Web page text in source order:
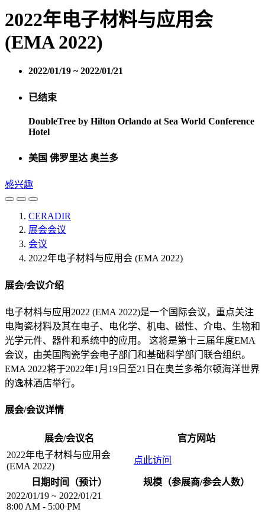
2022年电子材料与应用会
(EMA 2022)
2022/01/19 ~ 2022/01/21
已结束
DoubleTree by Hilton Orlando at Sea World Conference
Hotel
美国 佛罗里达 奥兰多
感兴趣
CERADIR
展会会议
会议
2022年电子材料与应用会 (EMA 2022)
展会/会议介绍
电子材料与应用2022 (EMA 2022)是一个国际会议，重点关注
电陶瓷材料及其在电子、电化学、机电、磁性、介电、生物和
光学元件、器件和系统中的应用。 这将是第十三届年度EMA
会议，由美国陶瓷学会电子部门和基础科学部门联合组织。
EMA 2022将于2022年1月19日至21日在奥兰多希尔顿海洋世界
的逸林酒店举行。
展会/会议详情
展会/会议名
官方网站
2022年电子材料与应用会
(EMA 2022)
点此访问
日期时间（预计）
规模（参展商/参会人数）
2022/01/19 ~ 2022/01/21
8:00 AM - 5:00 PM